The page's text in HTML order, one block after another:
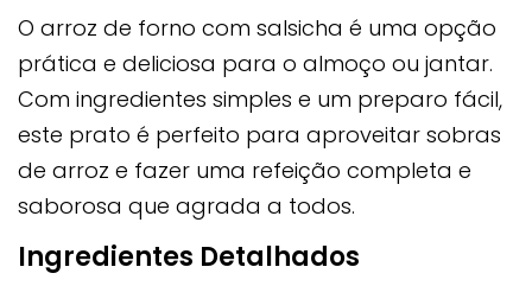
O arroz de forno com salsicha é uma opção
prática e deliciosa para o almoço ou jantar.
Com ingredientes simples e um preparo fácil,
este prato é perfeito para aproveitar sobras
de arroz e fazer uma refeição completa e
saborosa que agrada a todos.
Ingredientes Detalhados